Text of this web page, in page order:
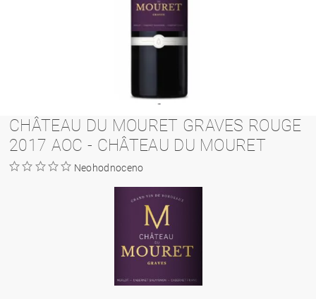
CHÂTEAU DU MOURET GRAVES ROUGE
2017 AOC - CHÂTEAU DU MOURET
Neohodnoceno